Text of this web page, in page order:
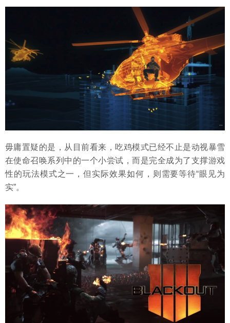
毋庸置疑的是，从目前看来，吃鸡模式已经不止是动视暴雪
在使命召唤系列中的一个小尝试，而是完全成为了支撑游戏
性的玩法模式之一，但实际效果如何，则需要等待“眼见为
实”。